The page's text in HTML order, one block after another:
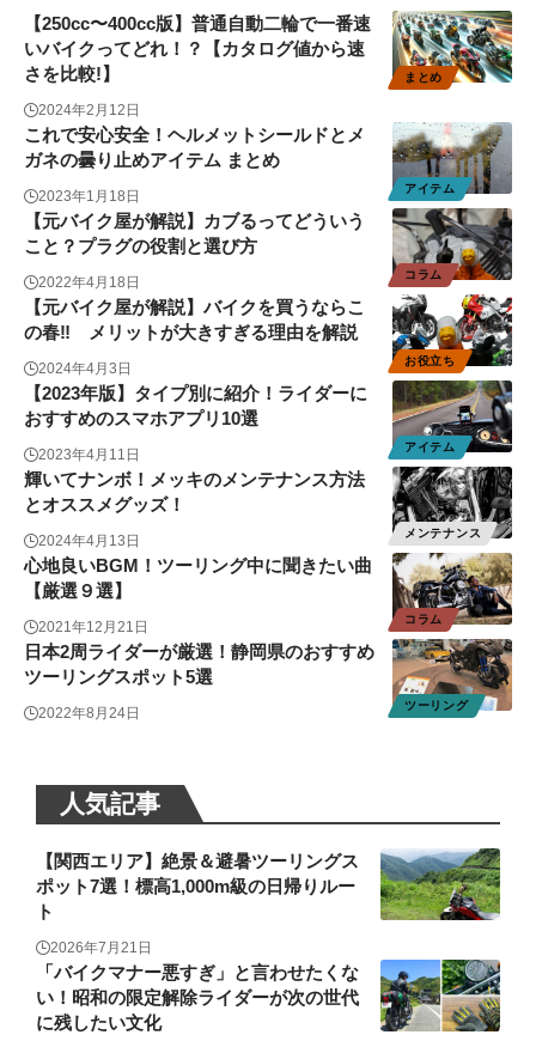
まとめ
【250cc〜400cc版】普通自動二輪で一番速
いバイクってどれ！？【カタログ値から速
さを比較!】
2024年2月12日
アイテム
これで安心安全！ヘルメットシールドとメ
ガネの曇り止めアイテム まとめ
2023年1月18日
コラム
【元バイク屋が解説】カブるってどういう
こと？プラグの役割と選び方
2022年4月18日
お役立ち
【元バイク屋が解説】バイクを買うならこ
の春‼ メリットが大きすぎる理由を解説
2024年4月3日
アイテム
【2023年版】タイプ別に紹介！ライダーに
おすすめのスマホアプリ10選
2023年4月11日
メンテナンス
輝いてナンボ！メッキのメンテナンス方法
とオススメグッズ！
2024年4月13日
コラム
心地良いBGM！ツーリング中に聞きたい曲
【厳選９選】
2021年12月21日
ツーリング
日本2周ライダーが厳選！静岡県のおすすめ
ツーリングスポット5選
2022年8月24日
人気記事
【関西エリア】絶景＆避暑ツーリングス
ポット7選！標高1,000m級の日帰りルー
ト
2026年7月21日
「バイクマナー悪すぎ」と言わせたくな
い！昭和の限定解除ライダーが次の世代
に残したい文化